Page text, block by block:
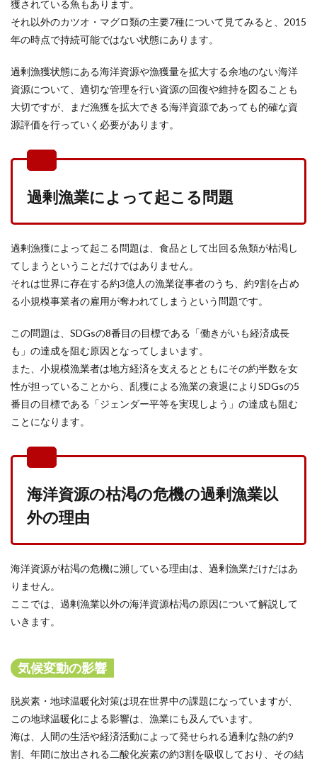
獲されている魚もあります。
それ以外のカツオ・マグロ類の主要7種について見てみると、2015
年の時点で持続可能ではない状態にあります。
過剰漁獲状態にある海洋資源や漁獲量を拡大する余地のない海洋
資源について、適切な管理を行い資源の回復や維持を図ることも
大切ですが、まだ漁獲を拡大できる海洋資源であっても的確な資
源評価を行っていく必要があります。
過剰漁業によって起こる問題
過剰漁獲によって起こる問題は、食品として出回る魚類が枯渇し
てしまうということだけではありません。
それは世界に存在する約3億人の漁業従事者のうち、約9割を占め
る小規模事業者の雇用が奪われてしまうという問題です。
この問題は、SDGsの8番目の目標である「働きがいも経済成長
も」の達成を阻む原因となってしまいます。
また、小規模漁業者は地方経済を支えるとともにその約半数を女
性が担っていることから、乱獲による漁業の衰退によりSDGsの5
番目の目標である「ジェンダー平等を実現しよう」の達成も阻む
ことになります。
海洋資源の枯渇の危機の過剰漁業以
外の理由
海洋資源が枯渇の危機に瀕している理由は、過剰漁業だけだはあ
りません。
ここでは、過剰漁業以外の海洋資源枯渇の原因について解説して
いきます。
気候変動の影響
脱炭素・地球温暖化対策は現在世界中の課題になっていますが、
この地球温暖化による影響は、漁業にも及んでいます。
海は、人間の生活や経済活動によって発せられる過剰な熱の約9
割、年間に放出される二酸化炭素の約3割を吸収しており、その結